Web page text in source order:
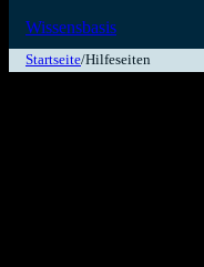
Wissensbasis
Startseite/Hilfeseiten